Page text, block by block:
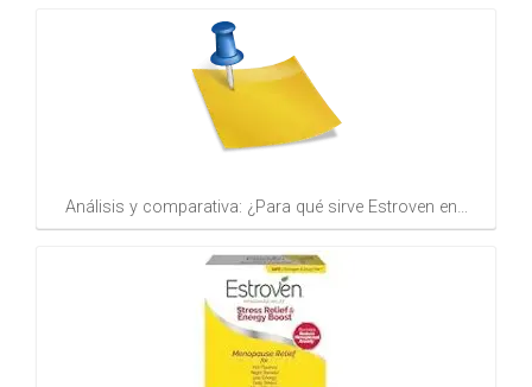
Análisis y comparativa: ¿Para qué sirve Estroven en…